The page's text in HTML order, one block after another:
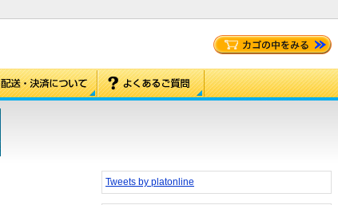
Tweets by platonline